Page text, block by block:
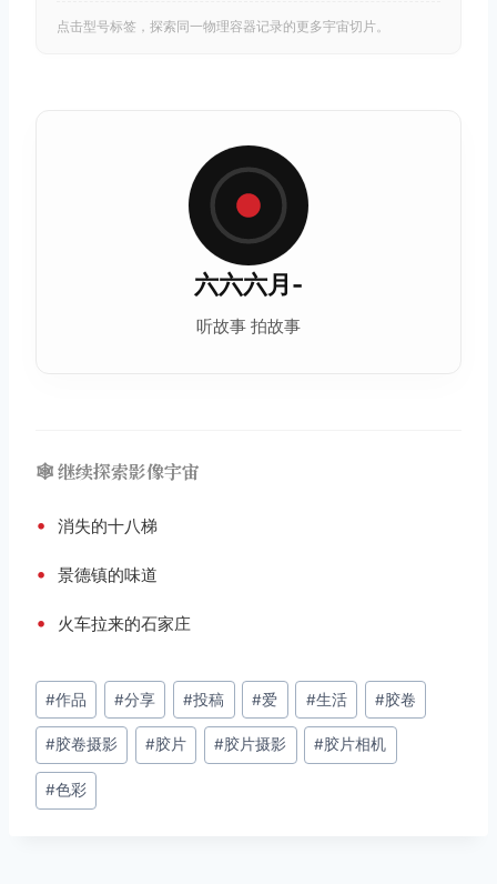
点击型号标签，探索同一物理容器记录的更多宇宙切片。
六六六月-
听故事 拍故事
🕸️ 继续探索影像宇宙
• 消失的十八梯
• 景德镇的味道
• 火车拉来的石家庄
文
章
标
签：
#作品 #分享 #投稿 #爱 #生活 #胶卷
#胶卷摄影 #胶片 #胶片摄影 #胶片相机
#色彩